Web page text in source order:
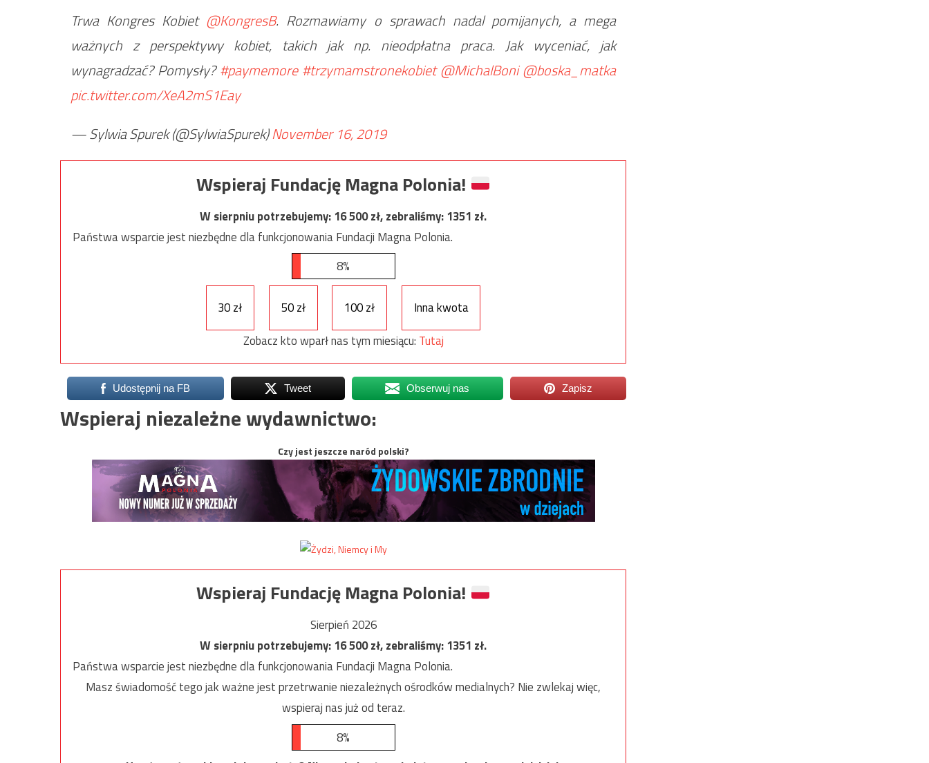
Trwa Kongres Kobiet @KongresB. Rozmawiamy o sprawach nadal pomijanych, a mega
ważnych z perspektywy kobiet, takich jak np. nieodpłatna praca. Jak wyceniać, jak
wynagradzać? Pomysły?#paymemore #trzymamstronekobiet @MichalBoni @boska_matka
pic.twitter.com/XeA2mS1Eay
— Sylwia Spurek (@SylwiaSpurek)November 16, 2019
Wspieraj Fundację Magna Polonia!
W sierpniu potrzebujemy:16 500zł, zebraliśmy:1351 zł.
Państwa wsparcie jest niezbędne dla funkcjonowania Fundacji Magna Polonia.
8%
30 zł 50 zł 100 zł
Inna kwota
Zobacz kto wparł nas tym miesiącu: Tutaj
Udostępnij na FB Tweet Obserwuj nas Zapisz
Wspieraj niezależne wydawnictwo:
Czy jest jeszcze naród polski?
Wspieraj Fundację Magna Polonia!
Sierpień 2026
W sierpniu potrzebujemy:16 500zł, zebraliśmy:1351 zł.
Państwa wsparcie jest niezbędne dla funkcjonowania Fundacji Magna Polonia.
Masz świadomość tego jak ważne jest przetrwanie niezależnych ośrodków medialnych? Nie zwlekaj więc,
wspieraj nas już od teraz.
8%